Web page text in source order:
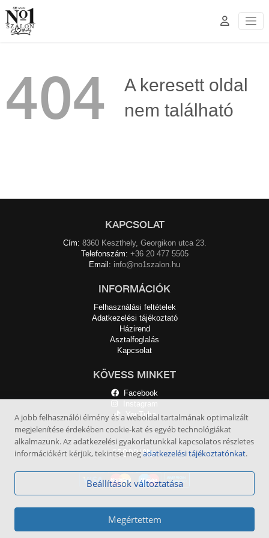
404
A keresett oldal
nem található
KAPCSOLAT
Cím: 8360 Keszthely, Georgikon utca 23.
Telefonszám: +36 20 477 5505
Email: info@no1szalon.hu
INFORMÁCIÓK
Felhasználási feltételek
Adatkezelési tájékoztató
Házirend
Asztalfoglalás
Kapcsolat
KÖVESS MINKET
Facebook
Instagram
YouTube
A jobb felhasználói élmény és a weboldal tartalmának optimalizált
megjelenítése érdekében cookie-kat és egyéb technológiákat
alkalmazunk. Az adatkezelési gyakorlatunkkal kapcsolatos részletes
információkért kérjük, tekintse megadatkezelési tájékoztatónkat.
Beállítások változtatása
Megértettem